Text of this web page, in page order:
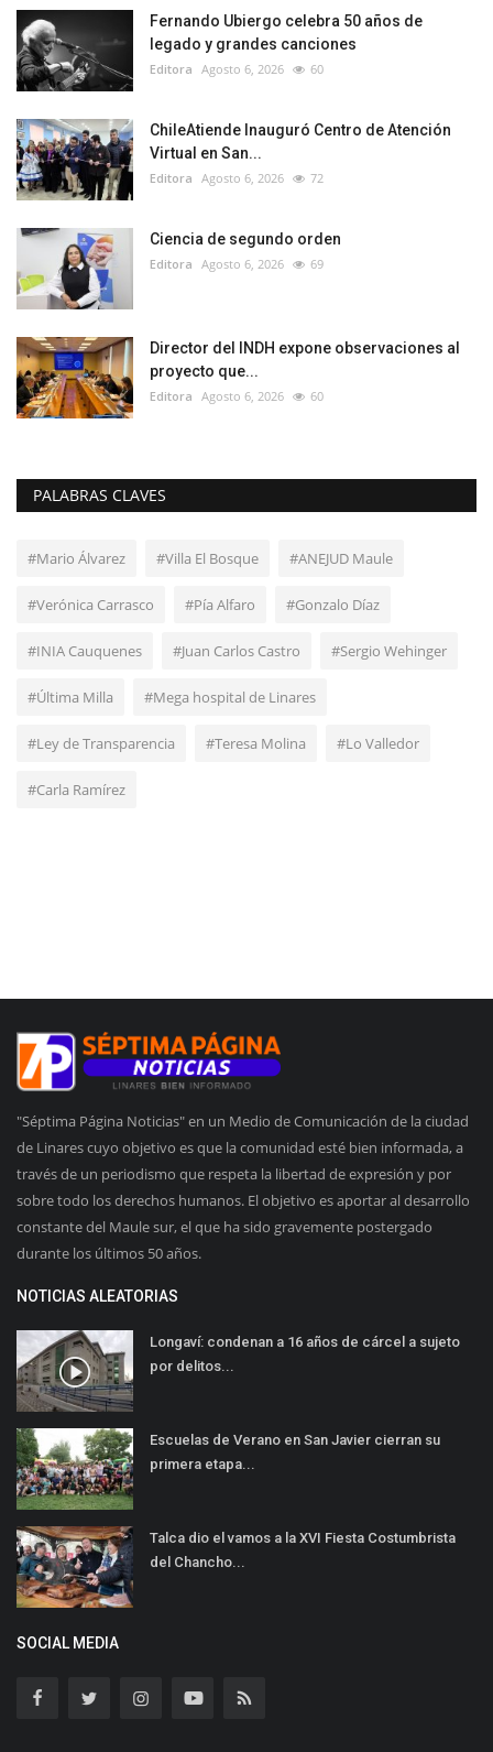
Fernando Ubiergo celebra 50 años de
legado y grandes canciones
Editora Agosto 6, 2026 60
ChileAtiende Inauguró Centro de Atención
Virtual en San...
Editora Agosto 6, 2026 72
Ciencia de segundo orden
Editora Agosto 6, 2026 69
Director del INDH expone observaciones al
proyecto que...
Editora Agosto 6, 2026 60
PALABRAS CLAVES
#Mario Álvarez #Villa El Bosque #ANEJUD Maule
#Verónica Carrasco #Pía Alfaro #Gonzalo Díaz
#INIA Cauquenes #Juan Carlos Castro #Sergio Wehinger
#Última Milla #Mega hospital de Linares
#Ley de Transparencia #Teresa Molina #Lo Valledor
#Carla Ramírez
"Séptima Página Noticias" en un Medio de Comunicación de la ciudad
de Linares cuyo objetivo es que la comunidad esté bien informada, a
través de un periodismo que respeta la libertad de expresión y por
sobre todo los derechos humanos. El objetivo es aportar al desarrollo
constante del Maule sur, el que ha sido gravemente postergado
durante los últimos 50 años.
NOTICIAS ALEATORIAS
Longaví: condenan a 16 años de cárcel a sujeto
por delitos...
Escuelas de Verano en San Javier cierran su
primera etapa...
Talca dio el vamos a la XVI Fiesta Costumbrista
del Chancho...
SOCIAL MEDIA